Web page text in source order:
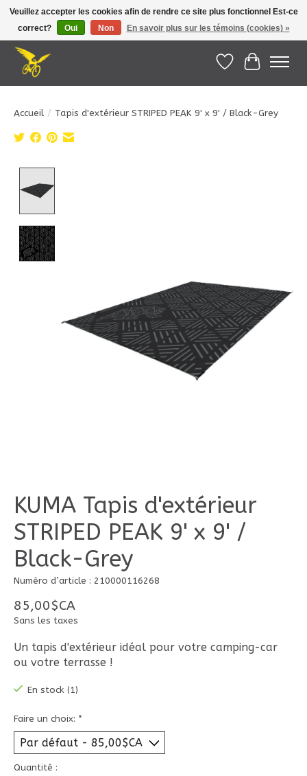
Le Pédalier | Îles de la Madeleine |info@lepedalier.com| 1-418-986-2965
Liste dePanier
Accueil / Tapis d'extérieur STRIPED PEAK 9' x 9' / Black-Grey
KUMA Tapis d'extérieur
STRIPED PEAK 9' x 9' /
Black-Grey
Numéro d’article : 210000116268
85,00$CA
Sans les taxes
Un tapis d'extérieur idéal pour votre camping-car
ou votre terrasse !
En stock (1)
Faire un choix: *
Quantité :
Veuillez accepter les cookies afin de rendre ce site plus fonctionnel Est-ce
correct?
Oui Non En savoir plus sur les témoins (cookies) »